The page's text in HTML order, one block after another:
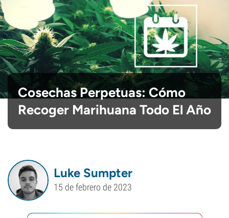
Cosechas Perpetuas: Cómo
Recoger Marihuana Todo El Año
Luke Sumpter
15 de febrero de 2023